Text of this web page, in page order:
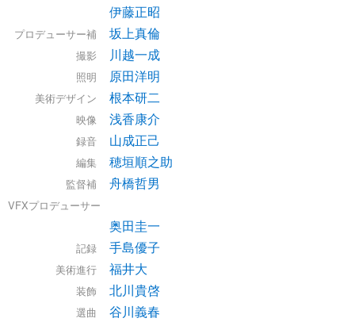
伊藤正昭
プロデューサー補 坂上真倫
撮影 川越一成
照明 原田洋明
美術デザイン 根本研二
映像 浅香康介
録音 山成正己
編集 穂垣順之助
監督補 舟橋哲男
VFXプロデューサー
奥田圭一
記録 手島優子
美術進行 福井大
装飾 北川貴啓
選曲 谷川義春